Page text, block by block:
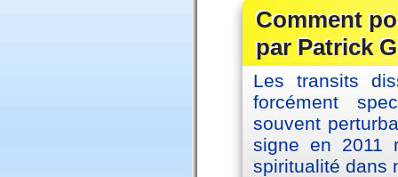
Comment
par Patrick
Les transits
forcément
souvent
signe en 2011
spiritualité dans